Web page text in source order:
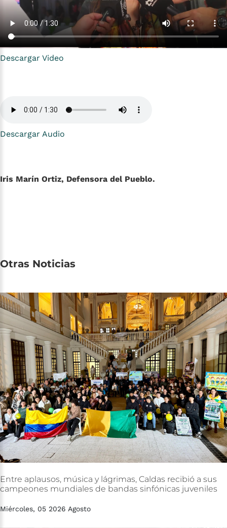
Descargar Video
Descargar Audio
Iris Marín Ortiz, Defensora del Pueblo.
Otras Noticias
Entre aplausos, música y lágrimas, Caldas recibió a sus
campeones mundiales de bandas sinfónicas juveniles
Miércoles, 05 2026 Agosto